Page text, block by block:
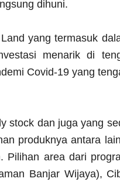
dihuni.
yang termasuk
menarik di
Covid-19 yang
stock dan juga yang
produknya antara
Pilihan area dari
Banjar Wijaya),